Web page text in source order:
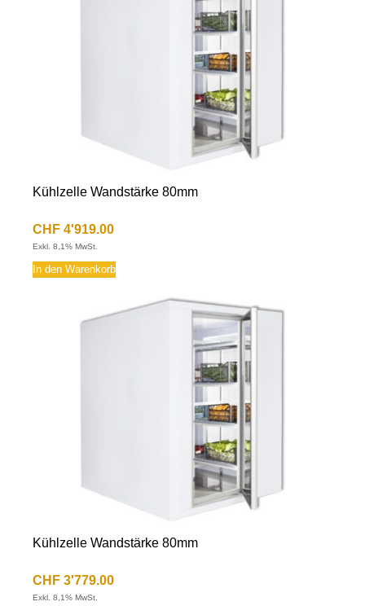
Kühlzelle Wandstärke 80mm
CHF 4'919.00
Exkl. 8,1% MwSt.
In den Warenkorb
Kühlzelle Wandstärke 80mm
CHF 3'779.00
Exkl. 8,1% MwSt.